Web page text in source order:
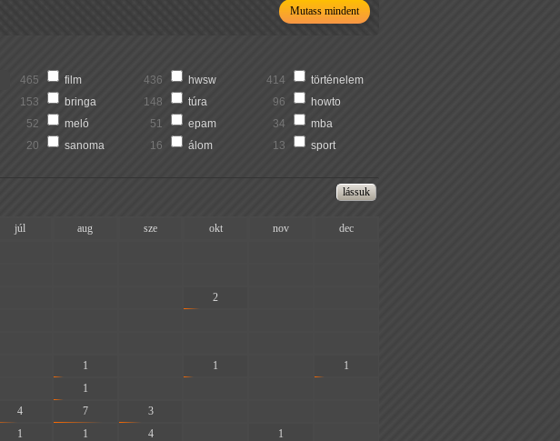
Mutass mindent
465 film 436 hwsw 414
történelem
153 bringa 148 túra 96
howto
52 meló 51 epam 34
mba
20 sanoma 16 álom 13
sport
júl aug sze okt nov
dec
2
1 1
1
1
4 7 3
1 1 4 1